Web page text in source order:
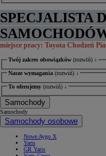
SPECJALISTA
miejsce pracy: Toyota Chodzeń
Twój zakres obowiązków(rozwiń) ↓
Nasze wymagania(rozwiń) ↓
To oferujemy(rozwiń) ↓
Samochody
Samochody
Samochody osobowe
Nowe Aygo X
Yaris
GR Yaris